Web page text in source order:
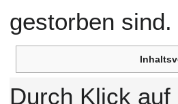
gestorben sind.
Durch Klick